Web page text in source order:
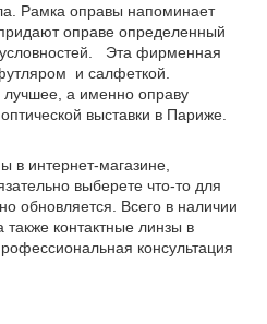
Рамка оправы напоминает
оправе определенный
Эта фирменная
и салфеткой.
а именно оправу
выставки в Париже.
в интернет-магазине,
выберете что-то для
обновляется. Всего в наличии
контактные линзы в
консультация